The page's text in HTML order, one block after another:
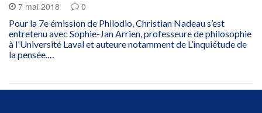
7 mai 2018 0
Pour la 7e émission de Philodio, Christian Nadeau s’est
entretenu avec Sophie-Jan Arrien, professeure de philosophie
à l'Université Laval et auteure notamment de L’inquiétude de
la pensée.…